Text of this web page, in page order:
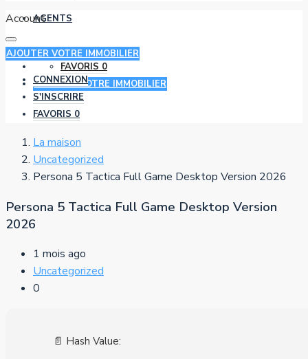
AGENTS
FAVORIS 0
AJOUTER VOTRE IMMOBILIER
Account
AJOUTER VOTRE IMMOBILIER
CONNEXION
S'INSCRIRE
FAVORIS 0
La maison
Uncategorized
Persona 5 Tactica Full Game Desktop Version 2026
Persona 5 Tactica Full Game Desktop Version
2026
1 mois ago
Uncategorized
0
📄 Hash Value: